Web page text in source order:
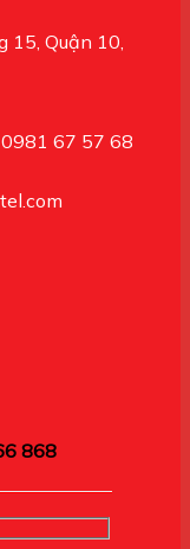
15, Quận 10,
67 57 68
868